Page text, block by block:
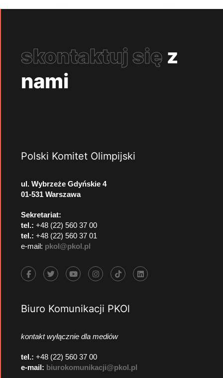
skontaktuj się z
nami
Polski Komitet Olimpijski
ul. Wybrzeże Gdyńskie 4
01-531 Warszawa
Sekretariat:
tel.: +48 (22) 560 37 00
tel.: +48 (22) 560 37 01
e-mail: pkol@pkol.pl
Biuro Komunikacji PKOl
kontakt wyłącznie dla mediów
tel.: +48 (22) 560 37 00
e-mail: biurokomunikacji@pkol.pl